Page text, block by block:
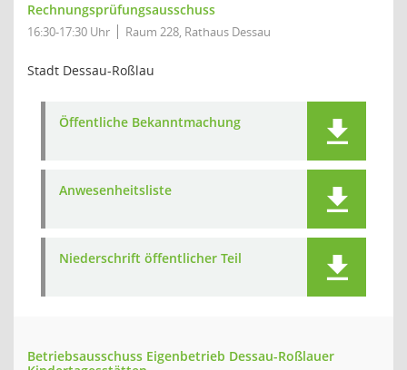
Rechnungsprüfungsausschuss
16:30-17:30 Uhr Raum 228, Rathaus Dessau
Stadt Dessau-Roßlau
Öffentliche Bekanntmachung
Anwesenheitsliste
Niederschrift öffentlicher Teil
Betriebsausschuss Eigenbetrieb Dessau-Roßlauer